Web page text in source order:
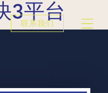
3平台
联系我们